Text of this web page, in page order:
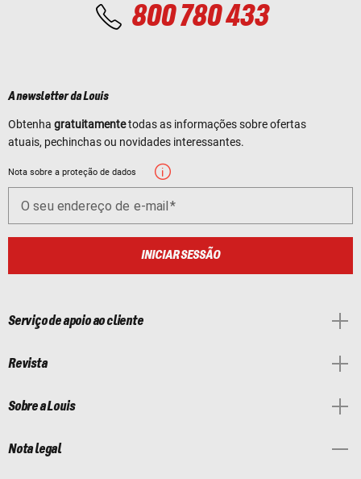
800 780 433
A newsletter da Louis
Obtenha gratuitamentetodas as informações sobre ofertas
atuais, pechinchas ou novidades interessantes.
Nota sobre a proteção de dados
O seu endereço de e-mail
INICIAR SESSÃO
Serviço de apoio ao cliente
Revista
Sobre a Louis
Nota legal